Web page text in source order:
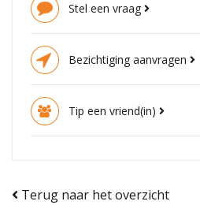
Stel een vraag
Bezichtiging aanvragen
Tip een vriend(in)
Terug naar het overzicht